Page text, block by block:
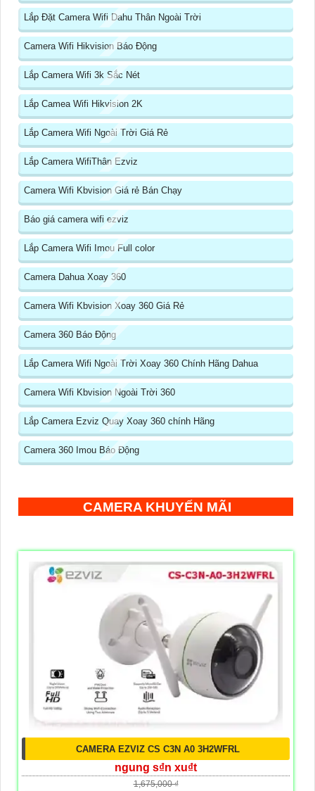
Lắp Đặt Camera Wifi Dahu Thân Ngoài Trời
Camera Wifi Hikvision Báo Động
Lắp Camera Wifi 3k Sắc Nét
Lắp Camea Wifi Hikvision 2K
Lắp Camera Wifi Ngoài Trời Giá Rẻ
Lắp Camera WifiThân Ezviz
Camera Wifi Kbvision Giá rẻ Bán Chạy
Báo giá camera wifi ezviz
Lắp Camera Wifi Imou Full color
Camera Dahua Xoay 360
Camera Wifi Kbvision Xoay 360 Giá Rẻ
Camera 360 Báo Động
Lắp Camera Wifi Ngoài Trời Xoay 360 Chính Hãng Dahua
Camera Wifi Kbvision Ngoài Trời 360
Lắp Camera Ezviz Quay Xoay 360 chính Hãng
Camera 360 Imou Báo Động
CAMERA KHUYẾN MÃI
CAMERA EZVIZ CS C3N A0 3H2WFRL
ngung s₫n xu₫t
1,675,000 ₫